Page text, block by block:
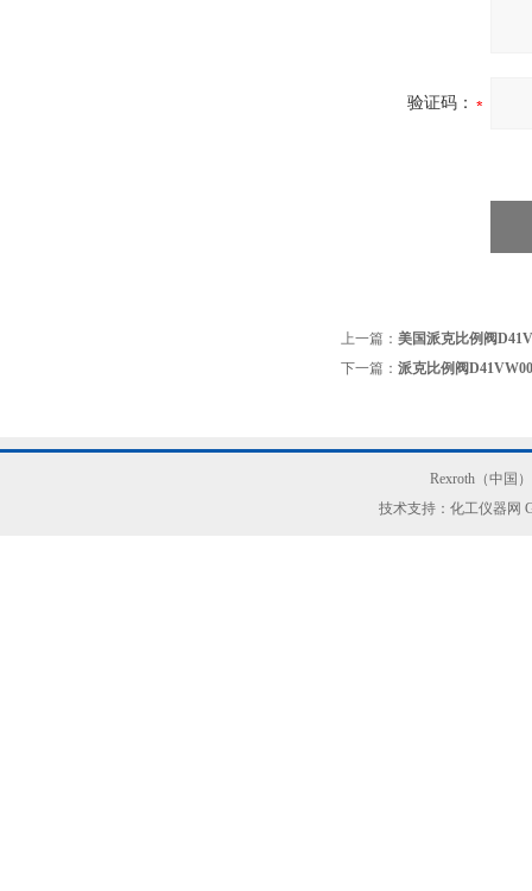
验证码：
上一篇： 美国派克比例阀
下一篇： 派克比例阀
Rexroth（中国
技术支持：化工仪器网